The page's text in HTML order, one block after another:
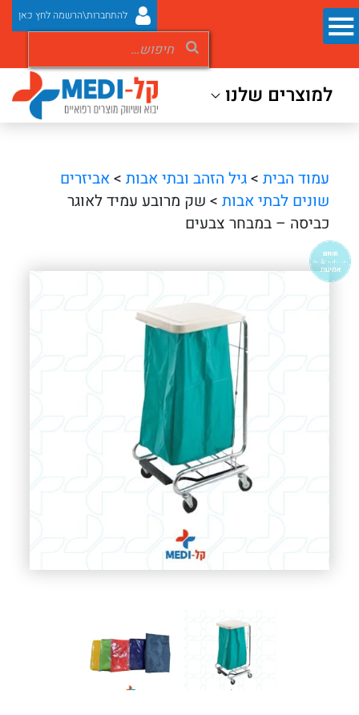
להתחברות\הרשמה לחץ כאן
למוצרים שלנו
עמוד הבית >גיל הזהב ובתי אבות >אביזרים
שונים לבתי אבות > שק מרובע עמיד לאוגר
כביסה – במבחר צבעים